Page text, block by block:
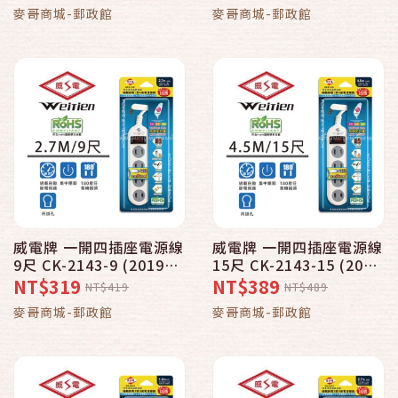
麥哥商城-郵政館 麥哥商城-郵政館
威電牌 一開四插座電源線
9尺 CK-2143-9 (2019全
新安規)
NT$319 NT$419
麥哥商城-郵政館
威電牌 一開四插座電源線
15尺 CK-2143-15 (2019
全新安規)
NT$389 NT$489
麥哥商城-郵政館